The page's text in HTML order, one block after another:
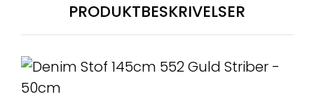
PRODUKTBESKRIVELSER